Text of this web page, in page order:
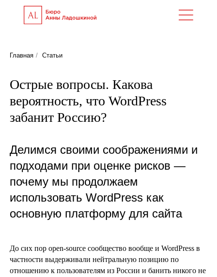
Главная / Статьи
Острые вопросы. Какова
вероятноcть, что WordPress
забанит Россию?
Делимся своими соображениями и
подходами при оценке рисков —
почему мы продолжаем
использовать WordPress как
основную платформу для сайта
До сих пор open-source сообщество вообще и WordPress в
частности выдерживали нейтральную позицию по
отношению к пользователям из России и банить никого не